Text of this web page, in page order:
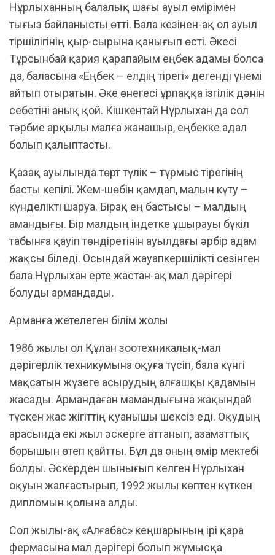
Нұрлыханның балалық шағы ауыл өмірімен
тығыз байланысты өтті. Бала кезінен-ақ ол ауыл
тіршілігінің қыр-сырына қанығып өсті. Әкесі
Тұрсынбай қария қарапайым еңбек адамы болса
да, баласына «Еңбек – елдің тірегі» дегенді үнемі
айтып отыратын. Әке өнегесі ұрпаққа ізгілік дәнін
себетіні анық қой. Кішкентай Нұрлыхан да сол
тәрбие арқылы малға жанашыр, еңбекке адал
болып қалыптасты.
Қазақ ауылында төрт түлік – тұрмыс тірегінің
басты кепілі. Жем-шөбін қамдап, малын күту –
күнделікті шаруа. Бірақ ең бастысы – малдың
амандығы. Бір малдың індетке ұшырауы бүкіл
табынға қауіп төндіретінін ауылдағы әрбір адам
жақсы біледі. Осындай жауапкершілікті сезінген
бала Нұрлыхан ерте жастан-ақ мал дәрігері
болуды армандады.
Арманға жетелеген білім жолы
1986 жылы ол Құлан зоотехникалық-мал
дәрігерлік техникумына оқуға түсіп, бала күнгі
мақсатын жүзеге асырудың алғашқы қадамын
жасады. Армандаған мамандығына жақындай
түскен жас жігіттің қуанышы шексіз еді. Оқудың
арасында екі жыл әскерге аттанып, азаматтық
борышын өтеп қайтты. Бұл да оның өмір мектебі
болды. Әскерден шынығып келген Нұрлыхан
оқуын жалғастырып, 1992 жылы көптен күткен
дипломын қолына алды.
Сол жылы-ақ «Алғабас» кеңшарының ірі қара
фермасына мал дәрігері болып жұмысқа